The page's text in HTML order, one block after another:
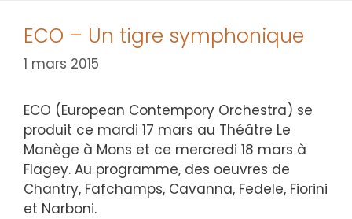
ECO – Un tigre symphonique
1 mars 2015
ECO (European Contempory Orchestra) se
produit ce mardi 17 mars au Théâtre Le
Manège à Mons et ce mercredi 18 mars à
Flagey. Au programme, des oeuvres de
Chantry, Fafchamps, Cavanna, Fedele, Fiorini
et Narboni.